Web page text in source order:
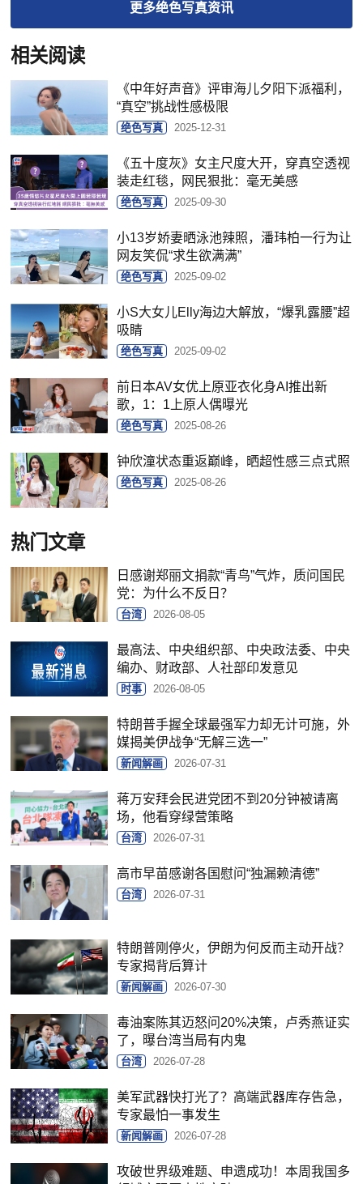
更多绝色写真资讯
相关阅读
《中年好声音》评审海儿夕阳下派福利，
“真空”挑战性感极限
绝色写真 2025-12-31
《五十度灰》女主尺度大开，穿真空透视
装走红毯，网民狠批：毫无美感
绝色写真 2025-09-30
小13岁娇妻晒泳池辣照，潘玮柏一行为让
网友笑侃“求生欲满满”
绝色写真 2025-09-02
小S大女儿Elly海边大解放，“爆乳露腰”超
吸睛
绝色写真 2025-09-02
前日本AV女优上原亚衣化身AI推出新
歌，1：1上原人偶曝光
绝色写真 2025-08-26
钟欣潼状态重返巅峰，晒超性感三点式照
绝色写真 2025-08-26
热门文章
日感谢郑丽文捐款“青鸟”气炸，质问国民
党：为什么不反日？
台湾 2026-08-05
最高法、中央组织部、中央政法委、中央
编办、财政部、人社部印发意见
时事 2026-08-05
特朗普手握全球最强军力却无计可施，外
媒揭美伊战争“无解三选一”
新闻解画 2026-07-31
蒋万安拜会民进党团不到20分钟被请离
场，他看穿绿营策略
台湾 2026-07-31
高市早苗感谢各国慰问“独漏赖清德”
台湾 2026-07-31
特朗普刚停火，伊朗为何反而主动开战？
专家揭背后算计
新闻解画 2026-07-30
毒油案陈其迈怒问20%决策，卢秀燕证实
了，曝台湾当局有内鬼
台湾 2026-07-28
美军武器快打光了？高端武器库存告急，
专家最怕一事发生
新闻解画 2026-07-28
攻破世界级难题、申遗成功！本周我国多